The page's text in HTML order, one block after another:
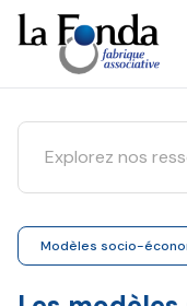
Aller
au
contenu
principal
Modèles socio-